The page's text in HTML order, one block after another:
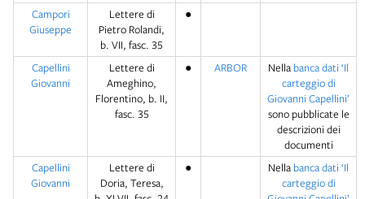
Campori
Giuseppe
Lettere di
Pietro Rolandi,
b. VII, fasc. 35
●
Capellini
Giovanni
Lettere di
Ameghino,
Florentino, b. II,
fasc. 35
● ARBOR Nella banca dati ‘Il
carteggio di
Giovanni Capellini’
sono pubblicate le
descrizioni dei
documenti
Capellini
Giovanni
Lettere di
Doria, Teresa,
● Nella banca dati ‘Il
carteggio di